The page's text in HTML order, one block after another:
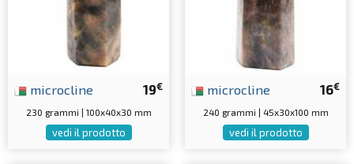
19€
microcline
230 grammi | 100x40x30 mm
vedi il prodotto
16€
microcline
240 grammi | 45x30x100 mm
vedi il prodotto